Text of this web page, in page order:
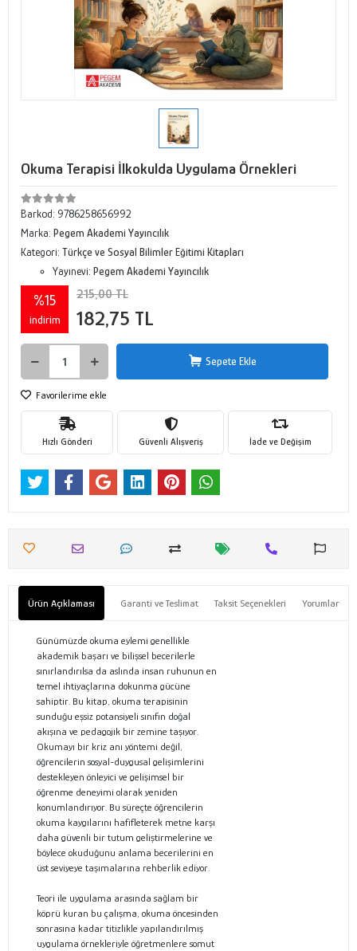
Okuma Terapisi İlkokulda Uygulama Örnekleri
Barkod: 9786258656992
Marka: Pegem Akademi Yayıncılık
Kategori: Türkçe ve Sosyal Bilimler Eğitimi Kitapları
Yayınevi: Pegem Akademi Yayıncılık
%15
indirim
215,00 TL
182,75 TL
Sepete Ekle
Favorilerime ekle
Hızlı Gönderi Güvenli Alışveriş İade ve Değişim
Ürün Açıklaması Garanti ve Teslimat Taksit Seçenekleri Yorumlar
Günümüzde okuma eylemi genellikle
akademik başarı ve bilişsel becerilerle
sınırlandırılsa da aslında insan ruhunun en
temel ihtiyaçlarına dokunma gücüne
sahiptir. Bu kitap, okuma terapisinin
sunduğu eşsiz potansiyeli sınıfın doğal
akışına ve pedagojik bir zemine taşıyor.
Okumayı bir kriz anı yöntemi değil,
öğrencilerin sosyal-duygusal gelişimlerini
destekleyen önleyici ve gelişimsel bir
öğrenme deneyimi olarak yeniden
konumlandırıyor. Bu süreçte öğrencilerin
okuma kaygılarını hafifleterek metne karşı
daha güvenli bir tutum geliştirmelerine ve
böylece okuduğunu anlama becerilerini en
üst seviyeye taşımalarına rehberlik ediyor.
Teori ile uygulama arasında sağlam bir
köprü kuran bu çalışma, okuma öncesinden
sonrasına kadar titizlikle yapılandırılmış
uygulama örnekleriyle öğretmenlere somut